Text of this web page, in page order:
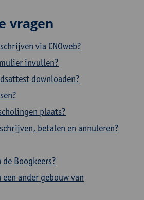
vragen
via CNOweb?
invullen?
downloaden?
plaats?
betalen en annuleren?
Boogkeers?
ander gebouw van